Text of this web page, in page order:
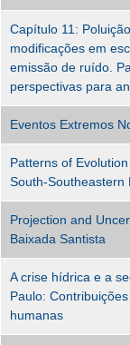
Capítulo 11:
modificações em
emissão de ruído.
perspectivas para
Eventos Extremos
Patterns of
South-Southeastern
Projection and
Baixada Santista
A crise hídrica e a
Paulo:
humanas